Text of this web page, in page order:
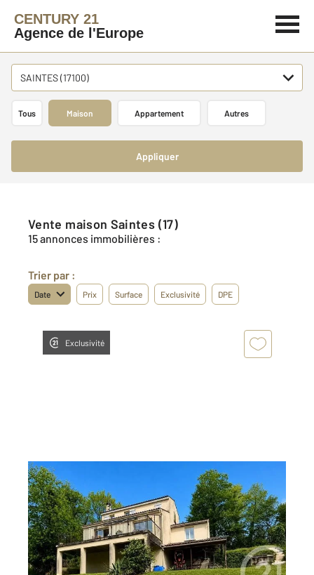
CENTURY 21
Agence de l'Europe
SAINTES (17100)
Tous Maison Appartement Autres
Appliquer
Vente maison Saintes (17)
15 annonces immobilières :
Trier par :
Date Prix Surface Exclusivité DPE
Exclusivité
SAINTES 17
111,30 m2 , 4 pièces
Ref : 5792
Maison à vendre
275 700 €